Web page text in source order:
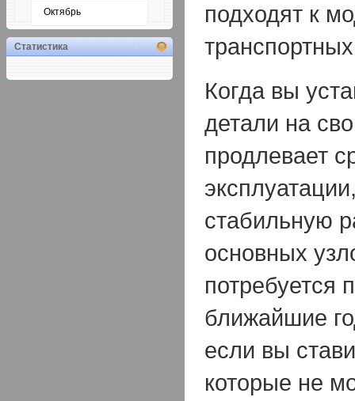
подходят к
Когда вы
детали на
продлевает
стабильную
основных
потребуется
ближайшие
если вы
которые не
Октябрь
Статистика